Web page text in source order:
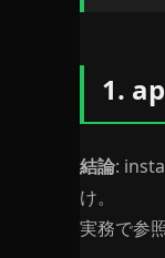
1.
結論:
け。
実務で参